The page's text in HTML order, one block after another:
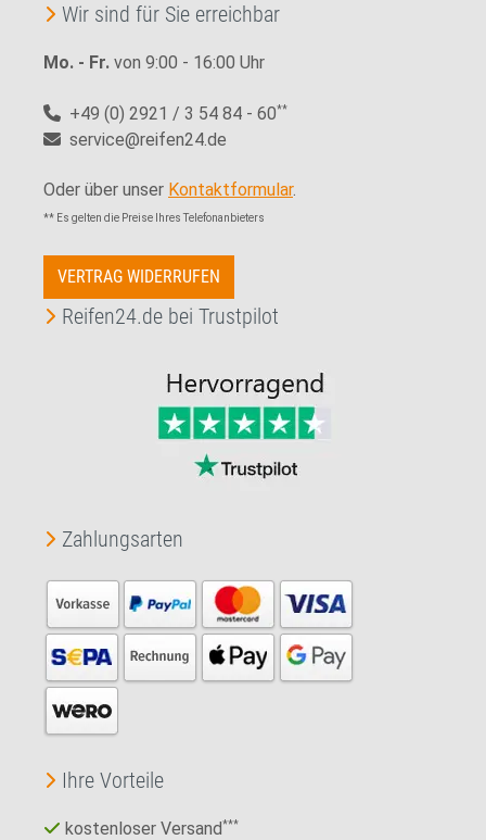
Wir sind für Sie erreichbar
Mo. - Fr. von 9:00 - 16:00 Uhr
+49 (0) 2921 / 3 54 84 - 60**
service@reifen24.de
Oder über unser Kontaktformular.
** Es gelten die Preise Ihres Telefonanbieters
VERTRAG WIDERRUFEN
Reifen24.de bei Trustpilot
Zahlungsarten
Ihre Vorteile
kostenloser Versand***